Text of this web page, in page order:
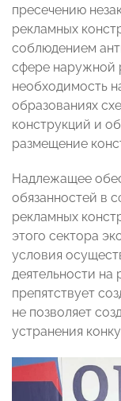
пресечению
рекламных
соблюдением
сфере наружной
необходимость
образованиях
конструкций и
размещение
Надлежащее
обязанностей в
рекламных
этого сектора
условия
деятельности
препятствует
не позволяет
устранения